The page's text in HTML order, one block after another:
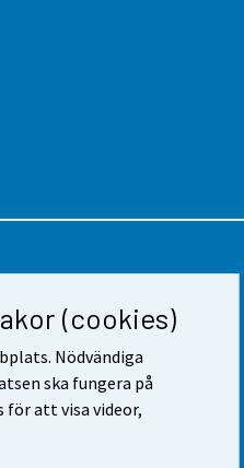
(cookies)
Nödvändiga
ska fungera på
för att visa videor,